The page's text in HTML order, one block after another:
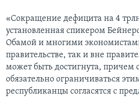
«Сокращение дефицита на 4
установленная спикером
Обамой и многими
правительстве, так и вне
может быть достигнута, причем
обязательно ограничиваться
республиканцы согласятся с